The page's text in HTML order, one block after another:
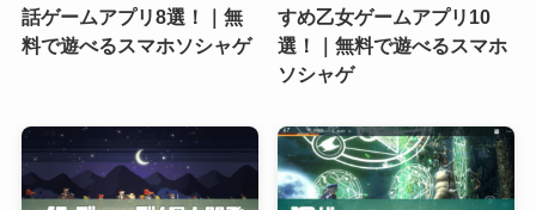
話ゲームアプリ8選！｜無
料で遊べるスマホソシャゲ
すめ乙女ゲームアプリ10
選！｜無料で遊べるスマホ
ソシャゲ